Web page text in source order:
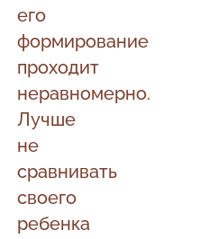
его
формирование
проходит
неравномерно.
Лучше
не
сравнивать
своего
ребенка